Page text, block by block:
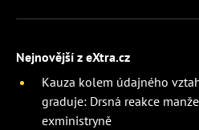
Nejnovější z eXtra.cz
Kauza kolem údajného
graduje: Drsná reakce
exministryně